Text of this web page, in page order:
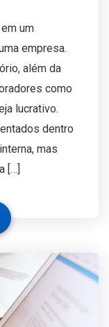
um
empresa.
além da
como
lucrativo.
dentro
mas
[…]